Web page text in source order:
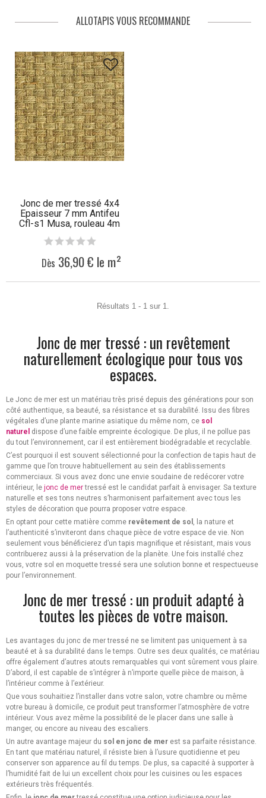
ALLOTAPIS VOUS RECOMMANDE
Jonc de mer tressé 4x4
Epaisseur 7 mm Antifeu
Cfl-s1 Musa, rouleau 4m
Dès 36,90 € le m²
Résultats 1 - 1 sur 1.
Jonc de mer tressé : un revêtement
naturellement écologique pour tous vos
espaces.
Le Jonc de mer est un matériau très prisé depuis des générations pour son
côté authentique, sa beauté, sa résistance et sa durabilité. Issu des fibres
végétales d’une plante marine asiatique du même nom, ce sol
naturel dispose d’une faible empreinte écologique. De plus, il ne pollue pas
du tout l’environnement, car il est entièrement biodégradable et recyclable.
C’est pourquoi il est souvent sélectionné pour la confection de tapis haut de
gamme que l’on trouve habituellement au sein des établissements
commerciaux. Si vous avez donc une envie soudaine de redécorer votre
intérieur, le jonc de mertressé est le candidat parfait à envisager. Sa texture
naturelle et ses tons neutres s’harmonisent parfaitement avec tous les
styles de décoration que pourra proposer votre espace.
En optant pour cette matière comme revêtement de sol
, la nature et
l’authenticité s’inviteront dans chaque pièce de votre espace de vie. Non
seulement vous bénéficierez d’un tapis magnifique et résistant, mais vous
contribuerez aussi à la préservation de la planète. Une fois installé chez
vous, votre sol en moquette tressé sera une solution bonne et respectueuse
pour l’environnement.
Jonc de mer tressé : un produit adapté à
toutes les pièces de votre maison.
Les avantages du jonc de mer tressé ne se limitent pas uniquement à sa
beauté et à sa durabilité dans le temps. Outre ses deux qualités, ce matériau
offre également d’autres atouts remarquables qui vont sûrement vous plaire.
D’abord, il est capable de s’intégrer à n’importe quelle pièce de maison, à
l’intérieur comme à l’extérieur.
Que vous souhaitiez l’installer dans votre salon, votre chambre ou même
votre bureau à domicile, ce produit peut transformer l’atmosphère de votre
intérieur. Vous avez même la possibilité de le placer dans une salle à
manger, ou encore au niveau des escaliers.
Un autre avantage majeur du sol en jonc de mer est sa parfaite résistance.
En tant que matériau naturel, il résiste bien à l’usure quotidienne et peu
conserver son apparence au fil du temps. De plus, sa capacité à supporter à
l’humidité fait de lui un excellent choix pour les cuisines ou les espaces
extérieurs très fréquentés.